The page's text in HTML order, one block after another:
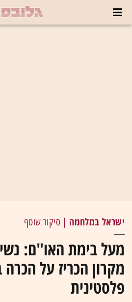
ישראל במלחמה | סיקור שוטף
מעל בימת האו"ם:
מקרון הכריז על הכרה
פלסטינית